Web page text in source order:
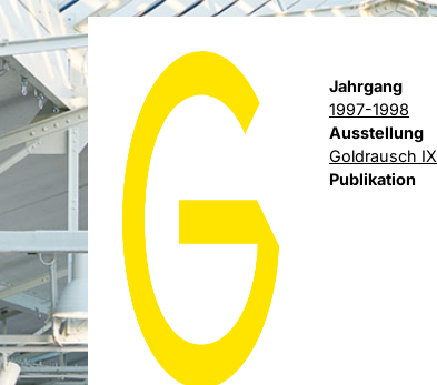
Jahrgang
1997-1998
Ausstellung
Goldrausch IX
Publikation